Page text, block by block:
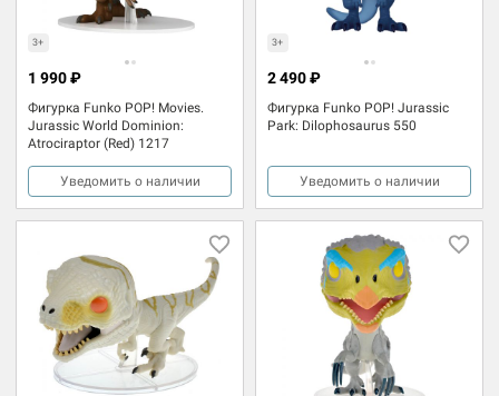
3+
Фигурка Funko POP! Movies.
Jurassic World Dominion:
Atrociraptor (Red) 1217
1 990 ₽
Уведомить о наличии
3+
Фигурка Funko POP! Jurassic
Park: Dilophosaurus 550
2 490 ₽
Уведомить о наличии